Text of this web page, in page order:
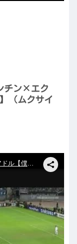
チン×エク
（ムクサイ